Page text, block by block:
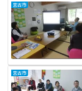
宮古市
宮古市